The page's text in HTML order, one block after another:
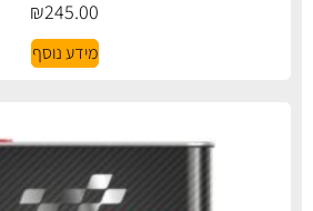
₪245.00
מידע נוסף